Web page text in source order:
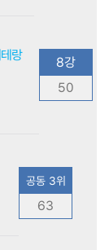
랑
8강
50
공동 3위
63